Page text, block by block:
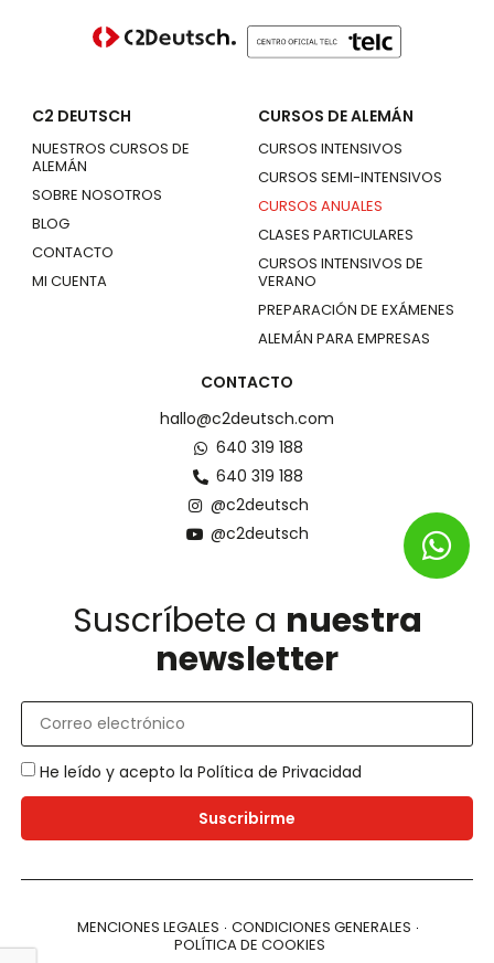
C2 DEUTSCH
NUESTROS CURSOS DE
ALEMÁN
SOBRE NOSOTROS
BLOG
CONTACTO
MI CUENTA
CURSOS DE ALEMÁN
CURSOS INTENSIVOS
CURSOS SEMI-INTENSIVOS
CURSOS ANUALES
CLASES PARTICULARES
CURSOS INTENSIVOS DE
VERANO
PREPARACIÓN DE EXÁMENES
ALEMÁN PARA EMPRESAS
CONTACTO
hallo@c2deutsch.com
640 319 188
640 319 188
@c2deutsch
@c2deutsch
Suscríbete a nuestra
newsletter
He leído y acepto la Política de Privacidad
Suscribirme
MENCIONES LEGALES
CONDICIONES GENERALES
POLÍTICA DE COOKIES